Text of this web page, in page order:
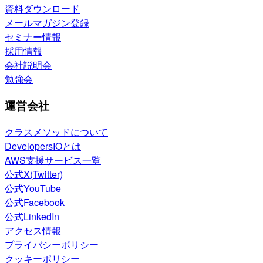
資料ダウンロード
メールマガジン登録
セミナー情報
採用情報
会社説明会
勉強会
運営会社
クラスメソッドについて
DevelopersIOとは
AWS支援サービス一覧
公式X(Twitter)
公式YouTube
公式Facebook
公式LinkedIn
アクセス情報
プライバシーポリシー
クッキーポリシー